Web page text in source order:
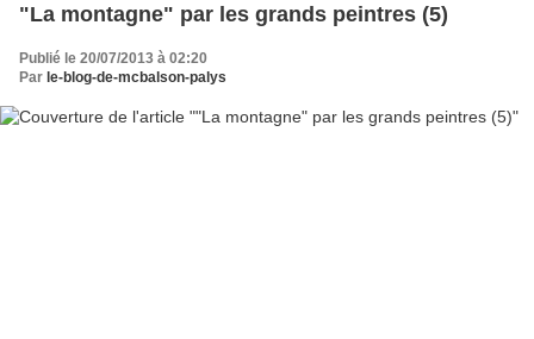
"La montagne" par les grands peintres (5)
Publié le 20/07/2013 à 02:20
Par le-blog-de-mcbalson-palys